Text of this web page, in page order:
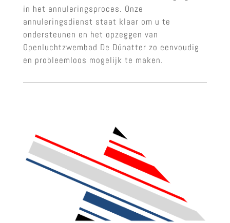
in het annuleringsproces. Onze
annuleringsdienst staat klaar om u te
ondersteunen en het opzeggen van
Openluchtzwembad De Dúnatter zo eenvoudig
en probleemloos mogelijk te maken.